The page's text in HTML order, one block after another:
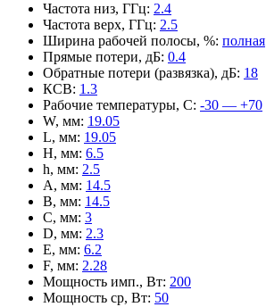
Частота низ, ГГц: 2.4
Частота верх, ГГц: 2.5
Ширина рабочей полосы, %: полная
Прямые потери, дБ: 0.4
Обратные потери (развязка), дБ: 18
КСВ: 1.3
Рабочие температуры, С: -30 — +70
W, мм: 19.05
L, мм: 19.05
H, мм: 6.5
h, мм: 2.5
A, мм: 14.5
B, мм: 14.5
C, мм: 3
D, мм: 2.3
E, мм: 6.2
F, мм: 2.28
Мощность имп., Вт: 200
Мощность ср, Вт: 50